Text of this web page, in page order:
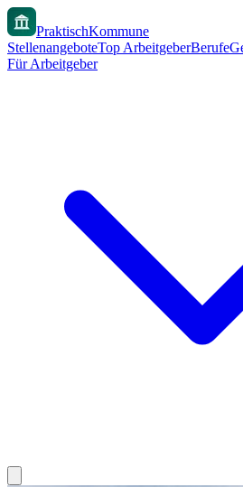
PraktischKommune
StellenangeboteTop ArbeitgeberBerufe
Für Arbeitgeber